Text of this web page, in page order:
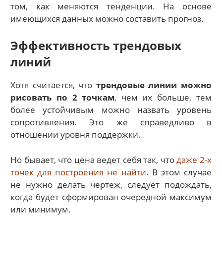
том, как меняются тенденции. На основе
имеющихся данных можно составить прогноз.
Эффективность трендовых
линий
Хотя считается, что трендовые линии можно
рисовать по 2 точкам, чем их больше, тем
более устойчивым можно назвать уровень
сопротивления. Это же справедливо в
отношении уровня поддержки.
Но бывает, что цена ведет себя так, чтодаже 2-х
точек для построения не найти. В этом случае
не нужно делать чертеж, следует подождать,
когда будет сформирован очередной максимум
или минимум.